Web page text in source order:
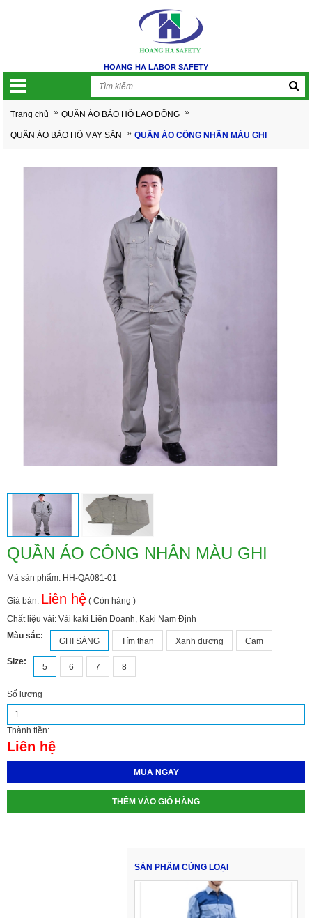
HOANG HA LABOR SAFETY
Trang chủ » QUẦN ÁO BẢO HỘ LAO ĐỘNG »
QUẦN ÁO BẢO HỘ MAY SẴN » QUẦN ÁO CÔNG NHÂN MÀU GHI
QUẦN ÁO CÔNG NHÂN MÀU GHI
Mã sản phẩm: HH-QA081-01
Giá bán: Liên hệ ( Còn hàng )
Chất liệu vải: Vải kaki Liên Doanh, Kaki Nam Định
Màu sắc:
GHI SÁNG Tím than Xanh dương Cam
Size:
5 6 7 8
Số lượng
Thành tiền:
Liên hệ
MUA NGAY
THÊM VÀO GIỎ HÀNG
SẢN PHẨM CÙNG LOẠI